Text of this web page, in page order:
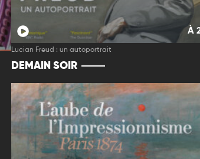
À
Lucian Freud : un autoportrait
DEMAIN SOIR